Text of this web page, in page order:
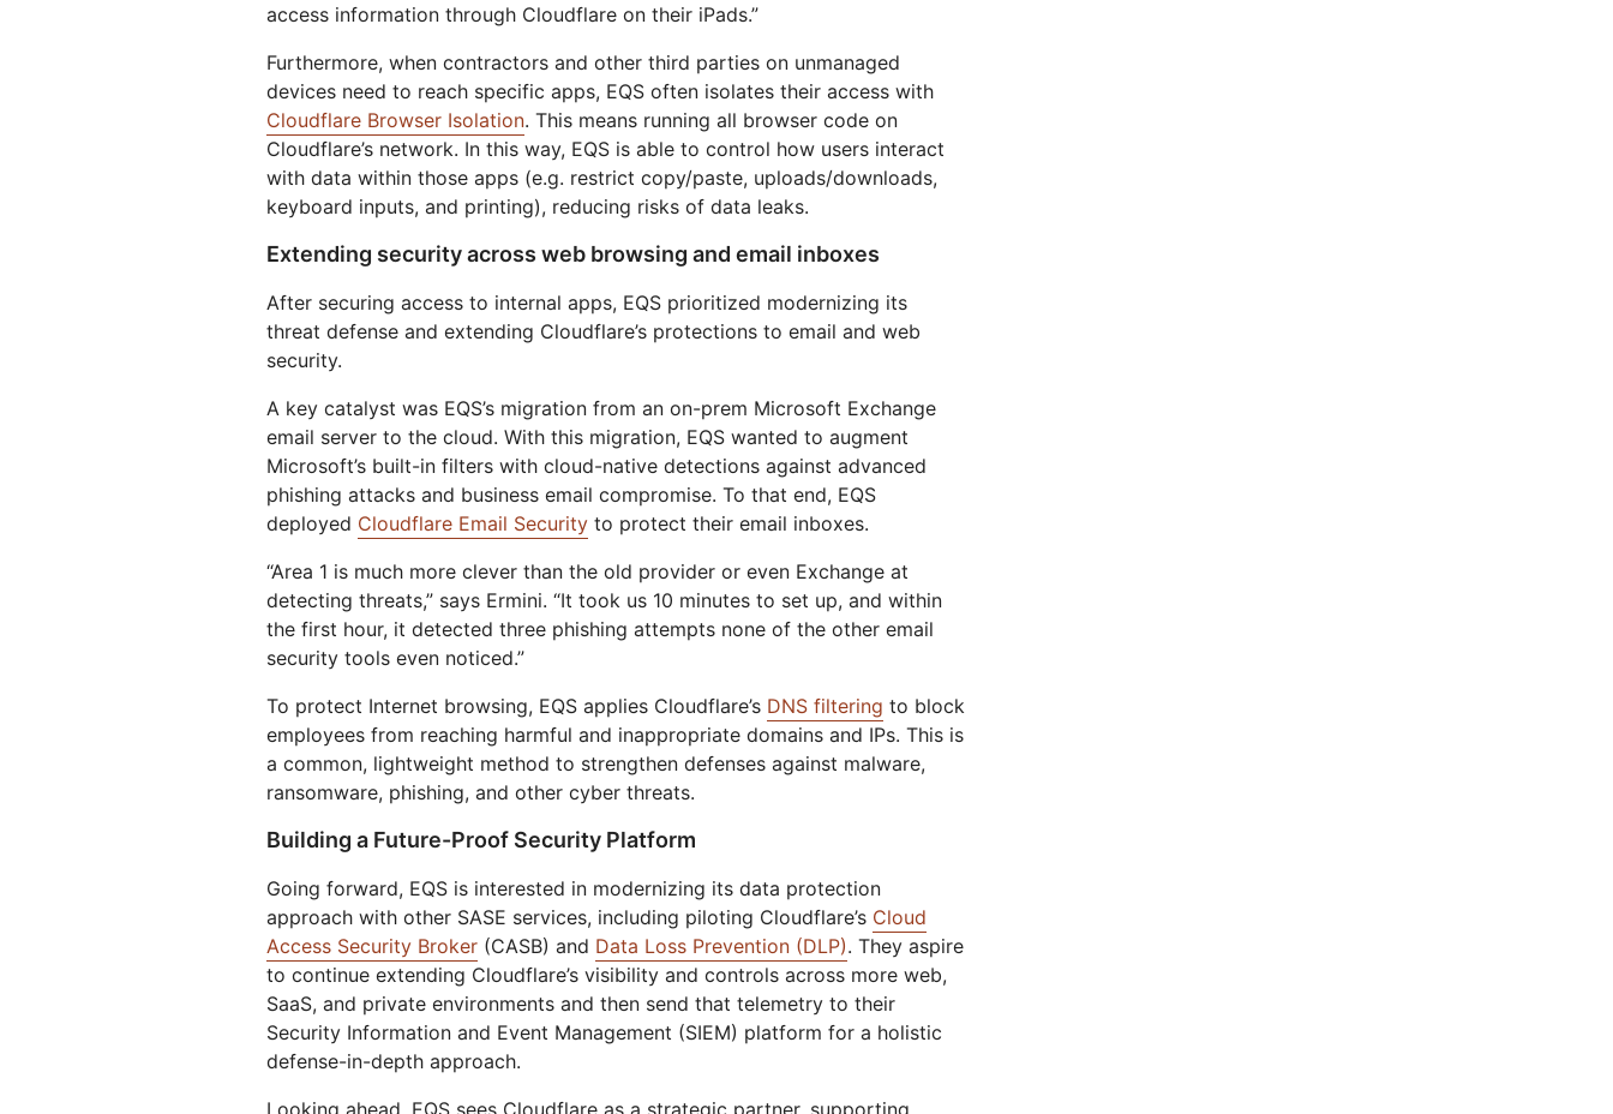
access information through Cloudflare on their iPads.”
Furthermore, when contractors and other third parties on unmanaged
devices need to reach specific apps, EQS often isolates their access with
Cloudflare Browser Isolation. This means running all browser code on
Cloudflare’s network. In this way, EQS is able to control how users interact
with data within those apps (e.g. restrict copy/paste, uploads/downloads,
keyboard inputs, and printing), reducing risks of data leaks.
Extending security across web browsing and email inboxes
After securing access to internal apps, EQS prioritized modernizing its
threat defense and extending Cloudflare’s protections to email and web
security.
A key catalyst was EQS’s migration from an on-prem Microsoft Exchange
email server to the cloud. With this migration, EQS wanted to augment
Microsoft’s built-in filters with cloud-native detections against advanced
phishing attacks and business email compromise. To that end, EQS
deployed Cloudflare Email Security to protect their email inboxes.
“Area 1 is much more clever than the old provider or even Exchange at
detecting threats,” says Ermini. “It took us 10 minutes to set up, and within
the first hour, it detected three phishing attempts none of the other email
security tools even noticed.”
To protect Internet browsing, EQS applies Cloudflare’s DNS filtering to block
employees from reaching harmful and inappropriate domains and IPs. This is
a common, lightweight method to strengthen defenses against malware,
ransomware, phishing, and other cyber threats.
Building a Future-Proof Security Platform
Going forward, EQS is interested in modernizing its data protection
approach with other SASE services, including piloting Cloudflare’s Cloud
Access Security Broker (CASB) and Data Loss Prevention (DLP). They aspire
to continue extending Cloudflare’s visibility and controls across more web,
SaaS, and private environments and then send that telemetry to their
Security Information and Event Management (SIEM) platform for a holistic
defense-in-depth approach.
Looking ahead, EQS sees Cloudflare as a strategic partner, supporting